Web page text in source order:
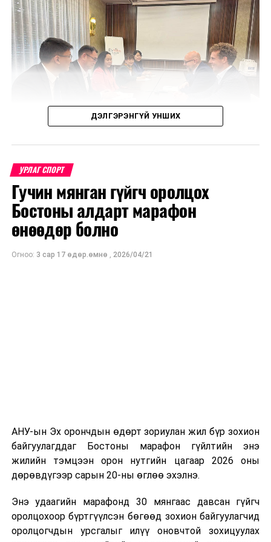
Уулзалтаар Польш болон Монголын өв соёл, ахуй
амьдрал, үндэстний онцлогийг харуулсан
бүтээлүүдийг солилцохоор боллоо.
бүтээсэн "Зөн дагасан монгол адуу" баримтат киног
ДЭЛГЭРЭНГҮЙ УНШИХ
УРЛАГ СПОРТ
Гучин мянган гүйгч оролцох
Бостоны алдарт марафон
өнөөдөр болно
Огноо: 3 сар 17 өдөр.өмнө , 2026/04/21
АНУ-ын Эх орончдын өдөрт зориулан жил бүр зохион
байгуулагддаг Бостоны марафон гүйлтийн энэ
жилийн тэмцээн орон нутгийн цагаар 2026 оны
дөрөвдүгээр сарын 20-ны өглөө эхэлнэ.
Энэ удаагийн марафонд 30 мянгаас давсан гүйгч
оролцохоор бүртгүүлсэн бөгөөд зохион байгуулагчид
оролцогчдын урсгалыг илүү оновчтой зохицуулах